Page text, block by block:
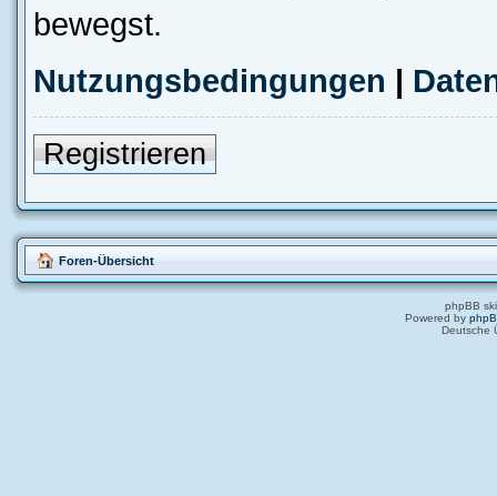
bewegst.
Nutzungsbedingungen |
Registrieren
Foren-Übersicht
phpBB
Powered by
Deutsche